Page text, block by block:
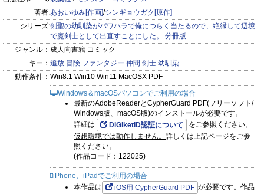
著者:あおいゆみ[作画]/シンギョウガク[原作]
シリーズ:剣聖の幼馴染がパワハラで俺につらく当たるので、絶縁して辺境
で魔剣士として出直すことにした。 分冊版
ジャンル： 成人向書籍 コミック
キー： 追放 冒険 ファンタジー 仲間 剣士 幼馴染
動作条件： Win8.1 Win10 Win11 MacOSX PDF
Windows＆macOSパソコンでご利用の場合
最新のAdobeReaderとCypherGuard PDF(フリーソフト/
Windows版、macOS版)のインストールが必要です。
詳細は
DiGiketID認証について
をご参照ください。
仮想環境では動作しません。 詳しくは上記ページをご参
照ください。
(作品コード：122025)
iPhone、iPadでご利用の場合
本作品は
iOS用 CypherGuard PDF が必要です。作品